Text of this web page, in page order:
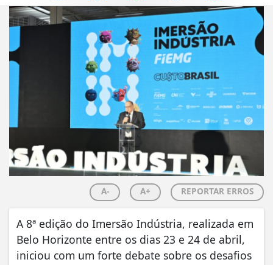
A- A+ REPORTAR ERROS
A 8ª edição do Imersão Indústria, realizada em
Belo Horizonte entre os dias 23 e 24 de abril,
iniciou com um forte debate sobre os desafios